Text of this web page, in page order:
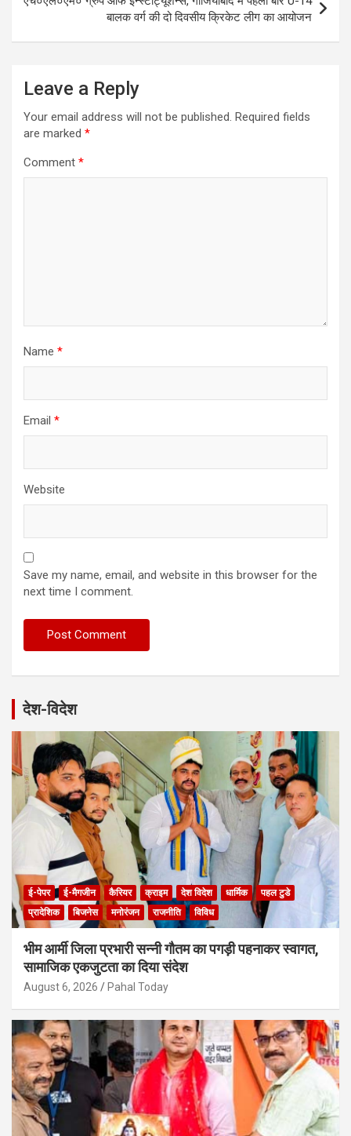
बालक वर्ग की दो दिवसीय क्रिकेट लीग का आयोजन
Leave a Reply
Your email address will not be published. Required fields
are marked *
Comment *
Name *
Email *
Website
Save my name, email, and website in this browser for the
next time I comment.
देश-विदेश
ई-पेपर ई-मैगजीन कैरियर क्राइम देश विदेश धार्मिक
पहल टुडे
प्रादेशिक
बिजनेस मनोरंजन राजनीति विविध
भीम आर्मी जिला प्रभारी सन्नी गौतम का पगड़ी पहनाकर स्वागत,
सामाजिक एकजुटता का दिया संदेश
August 6, 2026 Pahal Today